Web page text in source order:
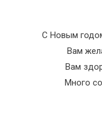
С Новым
Вам
Вам
Много